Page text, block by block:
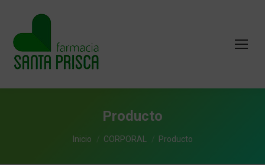
Producto
Estás aquí:
Inicio CORPORAL Producto